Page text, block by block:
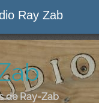
Ray Zab
de Ray-Zab